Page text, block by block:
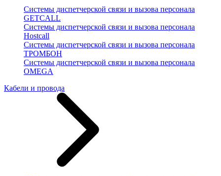
Системы диспетчерской связи и вызова персонала
GETCALL
Системы диспетчерской связи и вызова персонала
Hostcall
Системы диспетчерской связи и вызова персонала
ТРОМБОН
Системы диспетчерской связи и вызова персонала
OMEGA
Кабели и провода